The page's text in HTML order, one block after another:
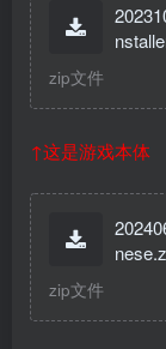
zip文件
↑这是游戏本体
zip文件